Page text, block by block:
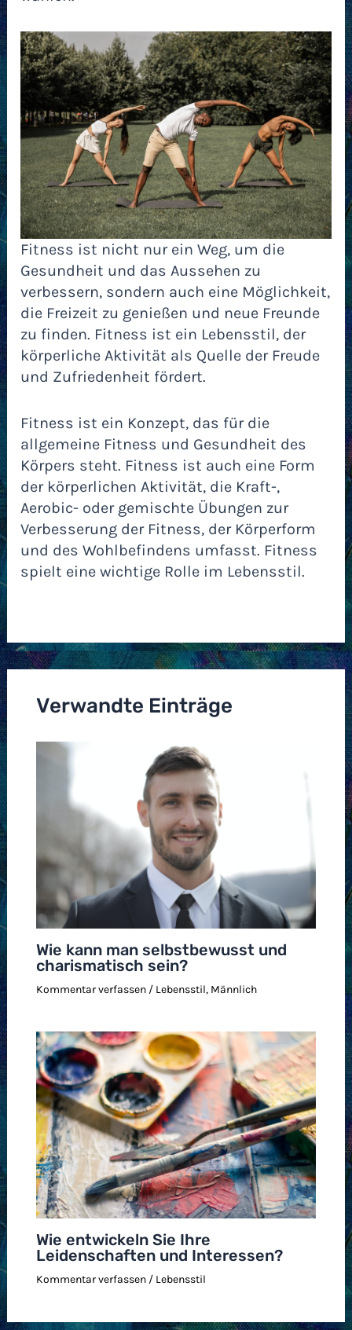
Fitness ist nicht nur ein Weg, um die
Gesundheit und das Aussehen zu
verbessern, sondern auch eine Möglichkeit,
die Freizeit zu genießen und neue Freunde
zu finden. Fitness ist ein Lebensstil, der
körperliche Aktivität als Quelle der Freude
und Zufriedenheit fördert.
Fitness ist ein Konzept, das für die
allgemeine Fitness und Gesundheit des
Körpers steht. Fitness ist auch eine Form
der körperlichen Aktivität, die Kraft-,
Aerobic- oder gemischte Übungen zur
Verbesserung der Fitness, der Körperform
und des Wohlbefindens umfasst. Fitness
spielt eine wichtige Rolle im Lebensstil.
Verwandte Einträge
Wie kann man selbstbewusst und
charismatisch sein?
Kommentar verfassen / Lebensstil, Männlich
Wie entwickeln Sie Ihre
Leidenschaften und Interessen?
Kommentar verfassen / Lebensstil